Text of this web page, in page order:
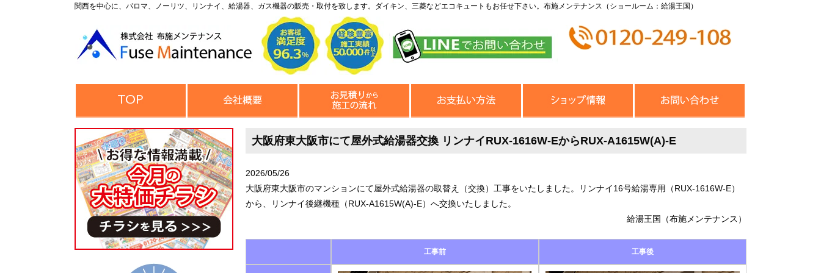
関西を中心に、パロマ、ノーリツ、リンナイ、給湯器、ガス機器の販売・取付を致します。ダイキン、三菱などエコキュートもお任せ下さい。布施メンテナンス（ショールーム：給湯王国）
大阪府東大阪市にて屋外式給湯器交換 リンナイRUX-1616W-EからRUX-A1615W(A)-E
2026/05/26
大阪府東大阪市のマンションにて屋外式給湯器の取替え（交換）工事をいたしました。リンナイ16号給湯専用（RUX-1616W-E）
から、リンナイ後継機種（RUX-A1615W(A)-E）へ交換いたしました。
給湯王国（布施メンテナンス）
工事前 工事後